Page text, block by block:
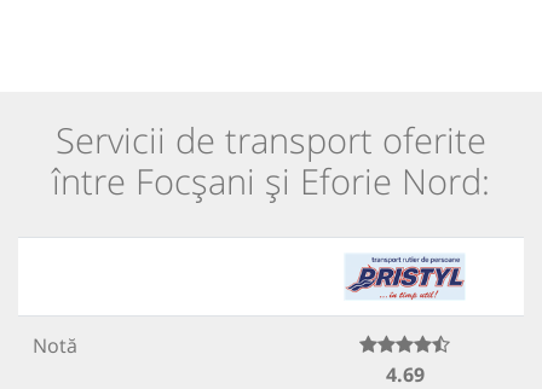
Servicii de transport oferite
între Focșani și Eforie Nord:
Notă
4.69